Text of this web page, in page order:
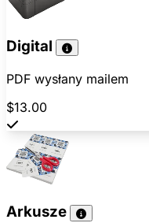
Digital
PDF wysłany mailem
$13.00
Arkusze